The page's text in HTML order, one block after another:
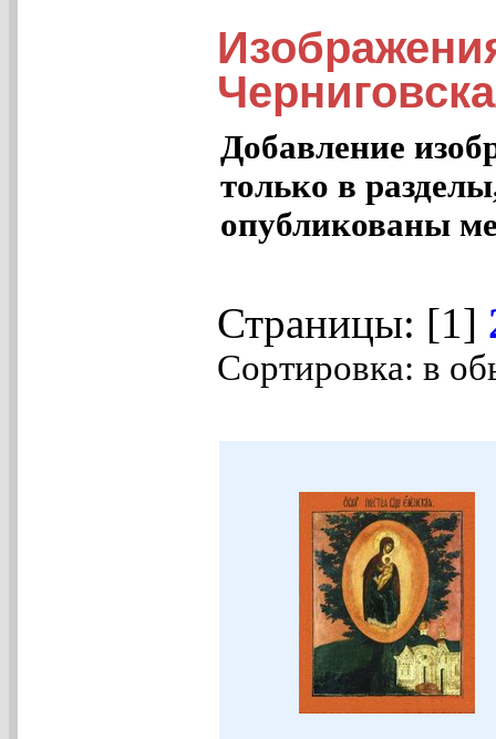
Добавление
только в
опубликованы
Страницы: [1]
Сортировка: в